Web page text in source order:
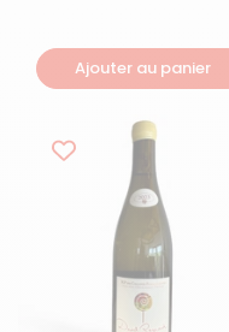
Ajouter au panier